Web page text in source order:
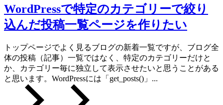
WordPressで特定のカテゴリーで絞り
込んだ投稿一覧ページを作りたい
トップページでよく見るブログの新着一覧ですが、ブログ全
体の投稿（記事）一覧ではなく、特定のカテゴリーだけと
か、カテゴリー毎に独立して表示させたいと思うことがある
と思います。WordPressには「get_posts()」...